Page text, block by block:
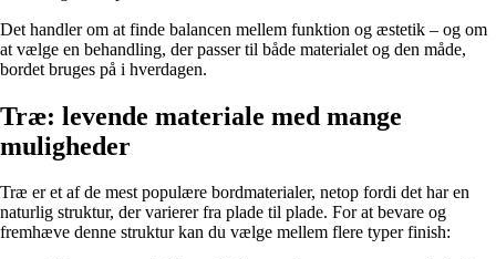
Det handler om at finde balancen mellem funktion og æstetik – og om
at vælge en behandling, der passer til både materialet og den måde,
bordet bruges på i hverdagen.
Træ: levende materiale med mange
muligheder
Træ er et af de mest populære bordmaterialer, netop fordi det har en
naturlig struktur, der varierer fra plade til plade. For at bevare og
fremhæve denne struktur kan du vælge mellem flere typer finish: